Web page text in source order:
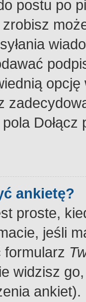
postu po
zrobisz
ankietę?
proste,
jeśli
formularz
widzisz